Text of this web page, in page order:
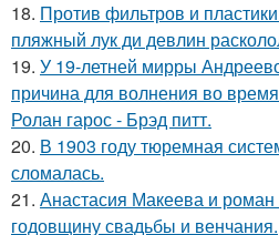
18. Против фильтров и
пляжный лук ди девлин
19. У 19-летней мирры
причина для волнения во
Ролан гарос - Брэд питт.
20. В 1903 году тюремная
сломалась.
21. Анастасия Макеева и
годовщину свадьбы и венчания.